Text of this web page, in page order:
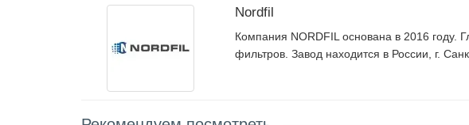
Nordfil
Компания NORDFIL основана в 2016 году.
фильтров. Завод находится в России, г.